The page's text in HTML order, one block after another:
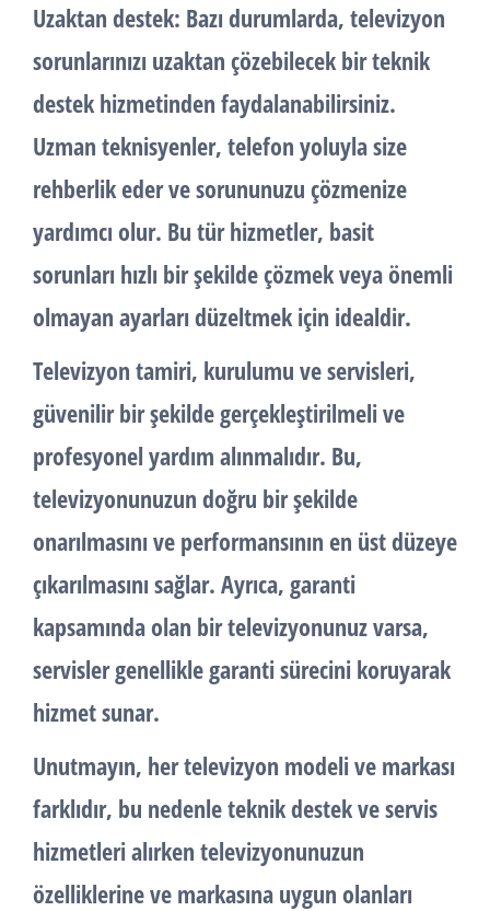
Uzaktan destek: Bazı durumlarda, televizyon
sorunlarınızı uzaktan çözebilecek bir teknik
destek hizmetinden faydalanabilirsiniz.
Uzman teknisyenler, telefon yoluyla size
rehberlik eder ve sorununuzu çözmenize
yardımcı olur. Bu tür hizmetler, basit
sorunları hızlı bir şekilde çözmek veya önemli
olmayan ayarları düzeltmek için idealdir.
Televizyon tamiri, kurulumu ve servisleri,
güvenilir bir şekilde gerçekleştirilmeli ve
profesyonel yardım alınmalıdır. Bu,
televizyonunuzun doğru bir şekilde
onarılmasını ve performansının en üst düzeye
çıkarılmasını sağlar. Ayrıca, garanti
kapsamında olan bir televizyonunuz varsa,
servisler genellikle garanti sürecini koruyarak
hizmet sunar.
Unutmayın, her televizyon modeli ve markası
farklıdır, bu nedenle teknik destek ve servis
hizmetleri alırken televizyonunuzun
özelliklerine ve markasına uygun olanları